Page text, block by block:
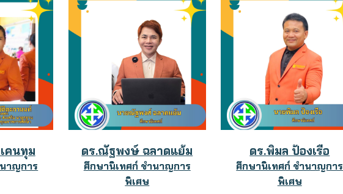
คนทุม
าญการ
ดร.ณัฐพงษ์ ฉลาดแย้ม
ศึกษานิเทศก์ ชำนาญการ
พิเศษ
ดร.พิมล ป้องเรือ
ศึกษานิเทศก์ ชำนาญการ
พิเศษ